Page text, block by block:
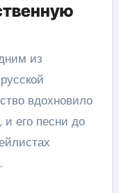
из
вдохновило
его песни до